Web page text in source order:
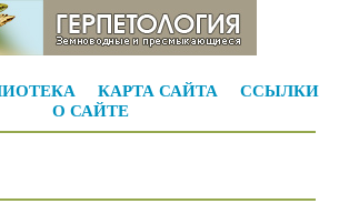
КАРТА САЙТА
ССЫЛКИ
О САЙТЕ